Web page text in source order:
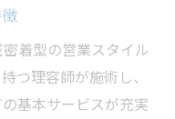
着型の営業スタイル
つ理容師が施術し、
基本サービスが充実